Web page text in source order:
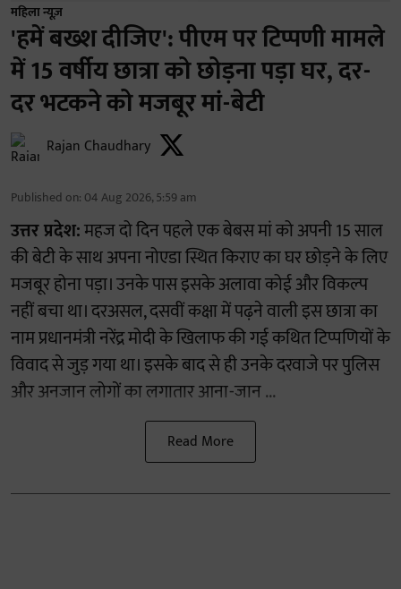
महिला न्यूज़
'हमें बख्श दीजिए': पीएम पर टिप्पणी मामले
में 15 वर्षीय छात्रा को छोड़ना पड़ा घर, दर-
दर भटकने को मजबूर मां-बेटी
Rajan Chaudhary
Published on: 04 Aug 2026, 5:59 am
उत्तर प्रदेश:महज दो दिन पहले एक बेबस मां को अपनी 15 साल
की बेटी के साथ अपना नोएडा स्थित किराए का घर छोड़ने के लिए
मजबूर होना पड़ा। उनके पास इसके अलावा कोई और विकल्प
नहीं बचा था। दरअसल, दसवीं कक्षा में पढ़ने वाली इस छात्रा का
नाम प्रधानमंत्री नरेंद्र मोदी के खिलाफ की गई कथित टिप्पणियों के
विवाद से जुड़ गया था। इसके बाद से ही उनके दरवाजे पर पुलिस
और अनजान लोगों का लगातार आना-जान ...
Read More